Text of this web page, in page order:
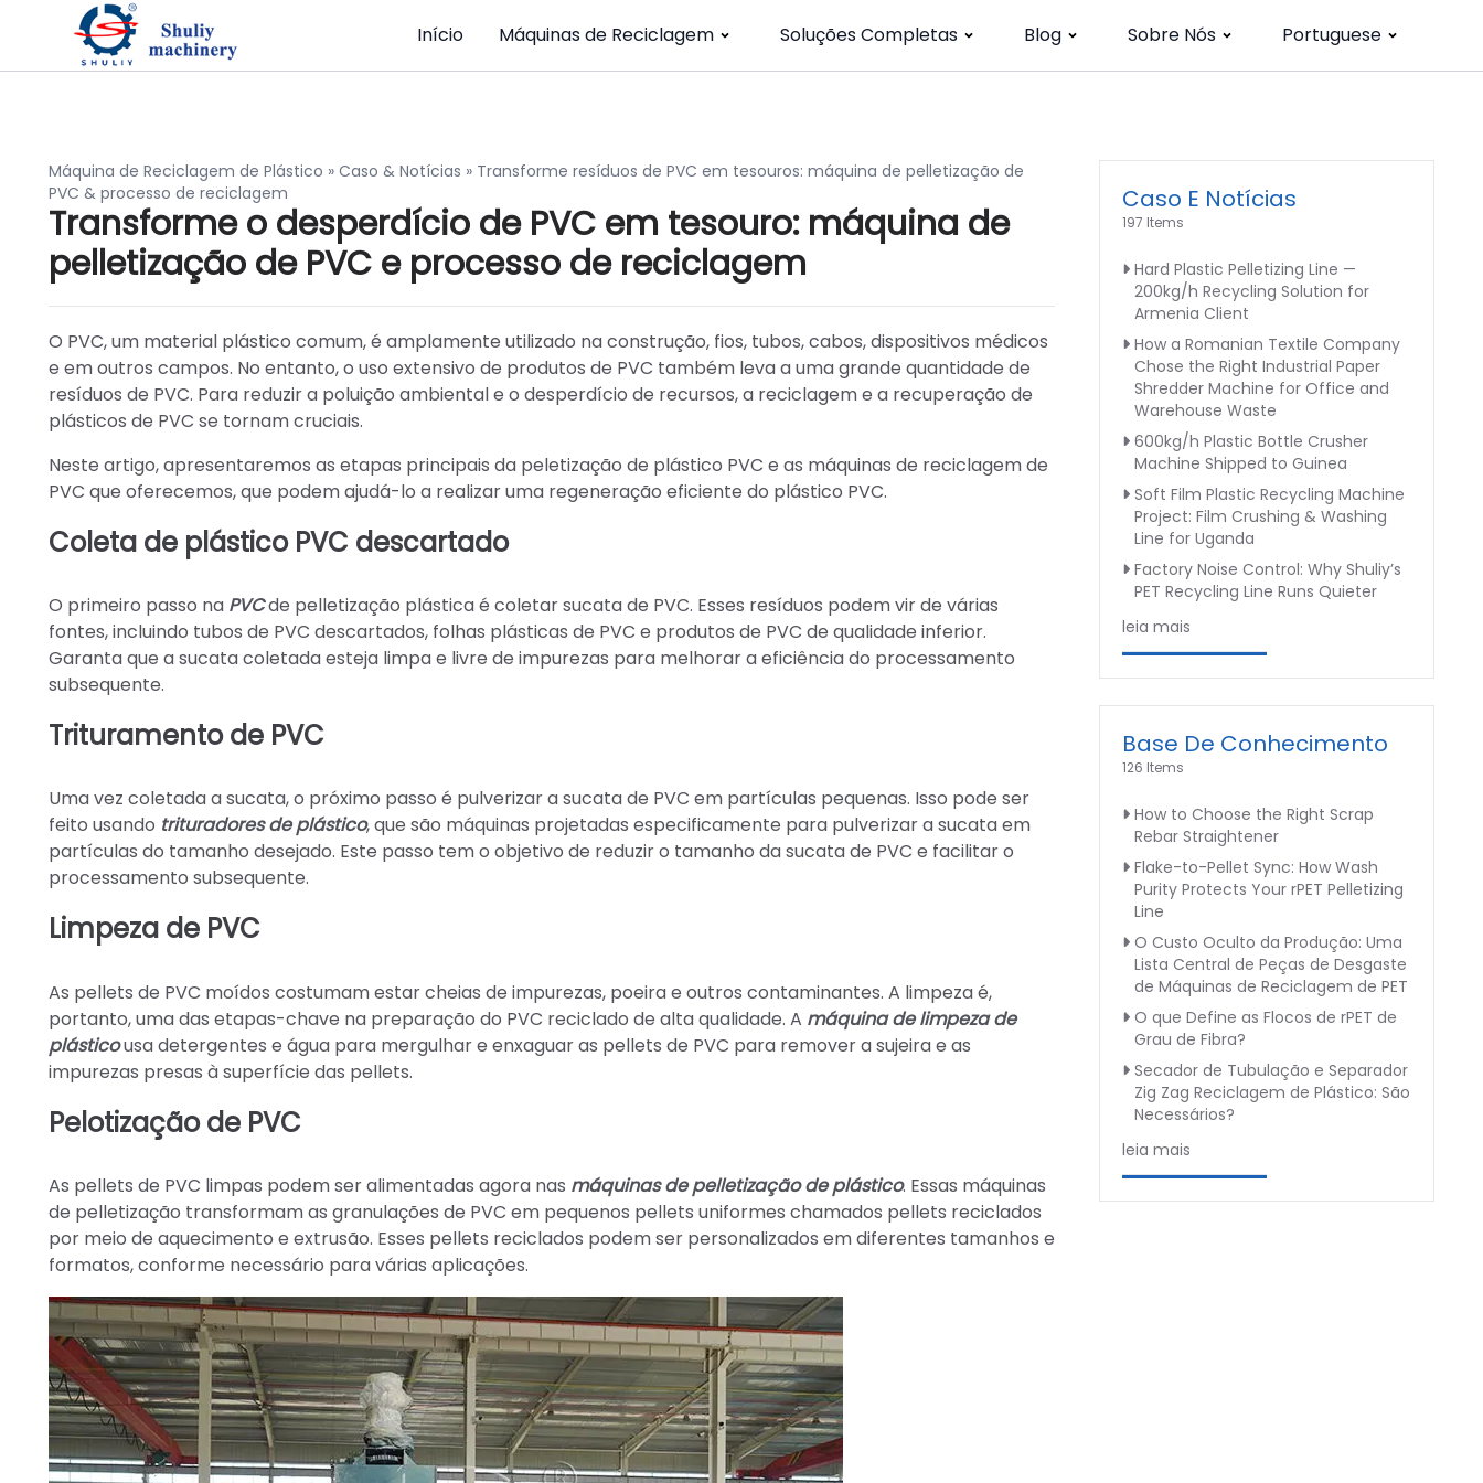
Início Máquinas de Reciclagem Soluções Completas Blog Sobre Nós Portuguese
Máquina de Reciclagem de Plástico » Caso & Notícias » Transforme resíduos de PVC em tesouros: máquina de pelletização de
PVC & processo de reciclagem
Transforme o desperdício de PVC em tesouro: máquina de
pelletização de PVC e processo de reciclagem
O PVC, um material plástico comum, é amplamente utilizado na construção, fios, tubos, cabos, dispositivos médicos
e em outros campos. No entanto, o uso extensivo de produtos de PVC também leva a uma grande quantidade de
resíduos de PVC. Para reduzir a poluição ambiental e o desperdício de recursos, a reciclagem e a recuperação de
plásticos de PVC se tornam cruciais.
Neste artigo, apresentaremos as etapas principais da peletização de plástico PVC e as máquinas de reciclagem de
PVC que oferecemos, que podem ajudá-lo a realizar uma regeneração eficiente do plástico PVC.
Coleta de plástico PVC descartado
O primeiro passo na PVCde pelletização plástica é coletar sucata de PVC. Esses resíduos podem vir de várias
fontes, incluindo tubos de PVC descartados, folhas plásticas de PVC e produtos de PVC de qualidade inferior.
Garanta que a sucata coletada esteja limpa e livre de impurezas para melhorar a eficiência do processamento
subsequente.
Trituramento de PVC
Uma vez coletada a sucata, o próximo passo é pulverizar a sucata de PVC em partículas pequenas. Isso pode ser
feito usando trituradores de plástico, que são máquinas projetadas especificamente para pulverizar a sucata em
partículas do tamanho desejado. Este passo tem o objetivo de reduzir o tamanho da sucata de PVC e facilitar o
processamento subsequente.
Limpeza de PVC
As pellets de PVC moídos costumam estar cheias de impurezas, poeira e outros contaminantes. A limpeza é,
portanto, uma das etapas-chave na preparação do PVC reciclado de alta qualidade. A máquina de limpeza de
plásticousa detergentes e água para mergulhar e enxaguar as pellets de PVC para remover a sujeira e as
impurezas presas à superfície das pellets.
Pelotização de PVC
As pellets de PVC limpas podem ser alimentadas agora nas máquinas de pelletização de plástico. Essas máquinas
de pelletização transformam as granulações de PVC em pequenos pellets uniformes chamados pellets reciclados
por meio de aquecimento e extrusão. Esses pellets reciclados podem ser personalizados em diferentes tamanhos e
formatos, conforme necessário para várias aplicações.
Caso E Notícias
197 Items
Hard Plastic Pelletizing Line —
200kg/h Recycling Solution for
Armenia Client
How a Romanian Textile Company
Chose the Right Industrial Paper
Shredder Machine for Office and
Warehouse Waste
600kg/h Plastic Bottle Crusher
Machine Shipped to Guinea
Soft Film Plastic Recycling Machine
Project: Film Crushing & Washing
Line for Uganda
Factory Noise Control: Why Shuliy’s
PET Recycling Line Runs Quieter
leia mais
Base De Conhecimento
126 Items
How to Choose the Right Scrap
Rebar Straightener
Flake-to-Pellet Sync: How Wash
Purity Protects Your rPET Pelletizing
Line
O Custo Oculto da Produção: Uma
Lista Central de Peças de Desgaste
de Máquinas de Reciclagem de PET
O que Define as Flocos de rPET de
Grau de Fibra?
Secador de Tubulação e Separador
Zig Zag Reciclagem de Plástico: São
Necessários?
leia mais